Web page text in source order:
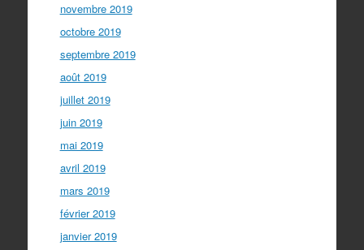
novembre 2019
octobre 2019
septembre 2019
août 2019
juillet 2019
juin 2019
mai 2019
avril 2019
mars 2019
février 2019
janvier 2019